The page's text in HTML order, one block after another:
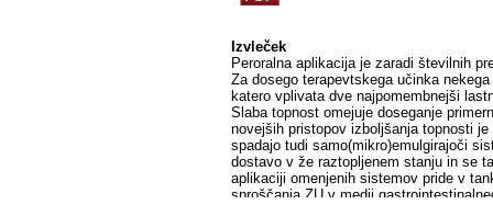
Izvleček
Peroralna aplikacija je zaradi številnih
Za dosego terapevtskega učinka
katero vplivata dve najpomembnejši
Slaba topnost omejuje doseganje
novejših pristopov izboljšanja topnosti
spadajo tudi samo(mikro)emulgirajoči
dostavo v že raztopljenem stanju in se
aplikaciji omenjenih sistemov pride v
sproščanja ZU v medij